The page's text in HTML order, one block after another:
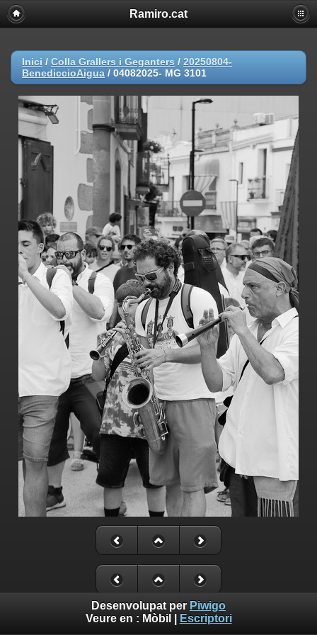
Ramiro.cat
Inici / Colla Grallers i Geganters / 20250804-
BenediccioAigua / 04082025- MG 3101
Desenvolupat per Piwigo
Veure en : Mòbil Escriptori